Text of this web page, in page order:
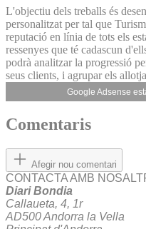
L'objectiu dels treballs és
personalitzat per tal que
reputació en línia de tots els
ressenyes que té cadascun
podrà analitzar la progressió
seus clients, i agrupar els
Google Adsense
Comentaris
Afegir nou comentari
CONTACTA AMB
Diari Bondia
Callaueta, 4, 1r
AD500 Andorra la Vella